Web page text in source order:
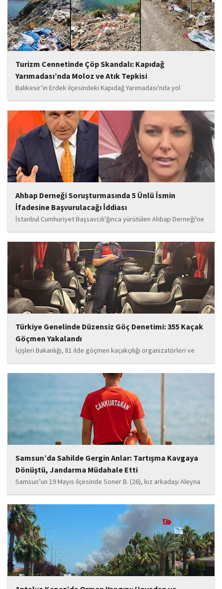
Turizm Cennetinde Çöp Skandalı: Kapıdağ
Yarımadası’nda Moloz ve Atık Tepkisi
Balıkesir’in Erdek ilçesindeki Kapıdağ Yarımadası'nda yol
kenarlarına dökülen inşaat molozları ile çöpler, denize kadar
ulaştı.
Ahbap Derneği Soruşturmasında 5 Ünlü İsmin
İfadesine Başvurulacağı İddiası
İstanbul Cumhuriyet Başsavcılı'ğınca yürütülen Ahbap Derneği'ne
yönelik soruşturma kapsamında, Ece Üner, Fatih Portakal, Feyza
Altun, Gökhan Özoğuz ve Öykü Serter’in ifadelerine
başvurulacağı belirtildi.
Türkiye Genelinde Düzensiz Göç Denetimi: 355 Kaçak
Göçmen Yakalandı
İçişleri Bakanlığı, 81 ilde göçmen kaçakçılığı organizatörleri ve
düzensiz göçe yönelik düzenlenen denetimlerde 3'ü yabancı
uyruklu 25 organizatör ile 355 düzensiz göçmenin yakalandığını
Samsun’da Sahilde Gergin Anlar: Tartışma Kavgaya
Dönüştü, Jandarma Müdahale Etti
Samsun’un 19 Mayıs ilçesinde Soner B. (26), kız arkadaşı Aleyna
T.’yi (27), jandarmanın talebi üzerine denizden çıkarmak isteyen
cankurtaranlara video çektikleri iddiasıyla saldırdı. Jandarma,
havaya ateş açıp biber gazı kullanarak...